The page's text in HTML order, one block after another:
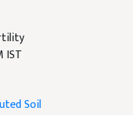
IST
Soil